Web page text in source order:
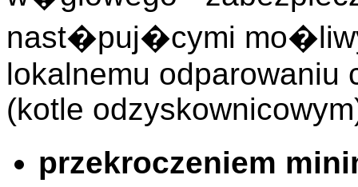
nast�puj�cymi
lokalnemu odparowaniu
(kotle
przekroczeniem